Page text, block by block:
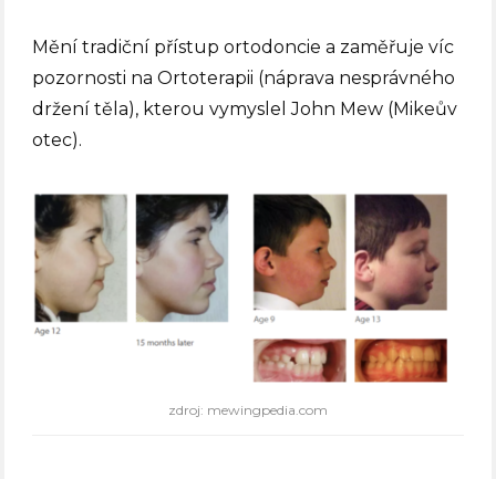
Mění tradiční přístup ortodoncie a zaměřuje víc
pozornosti na Ortoterapii (náprava nesprávného
držení těla), kterou vymyslel John Mew (Mikeův
otec).
zdroj: mewingpedia.com